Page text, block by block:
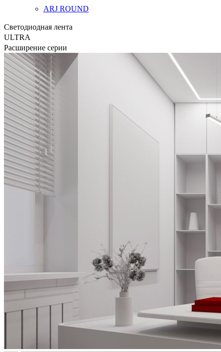
ARJ ROUND
Светодиодная лента
ULTRA
Расширение серии